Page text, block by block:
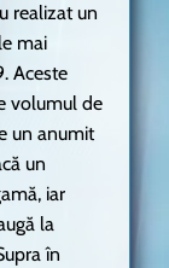
realizat un
mai
Aceste
volumul de
un anumit
un
iar
la
în